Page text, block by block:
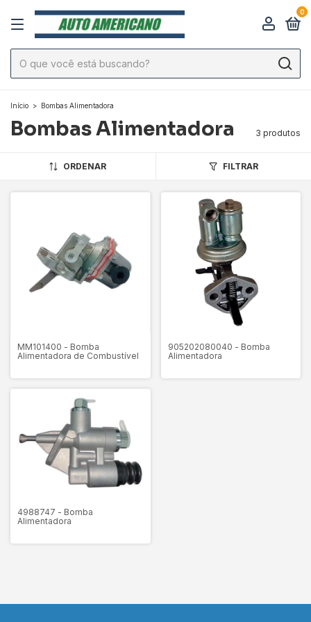
0
Início > Bombas Alimentadora
Bombas Alimentadora 3 produtos
ORDENAR FILTRAR
MM101400 - Bomba
Alimentadora de Combustível
905202080040 - Bomba
Alimentadora
4988747 - Bomba
Alimentadora